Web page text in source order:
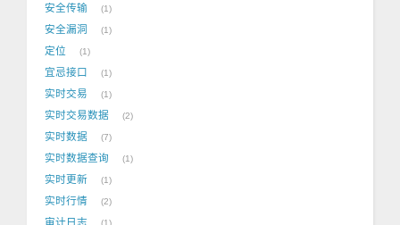
安全传输 1
安全漏洞 1
定位 1
宜忌接口 1
实时交易 1
实时交易数据 2
实时数据 7
实时数据查询 1
实时更新 1
实时行情 2
审计日志 1